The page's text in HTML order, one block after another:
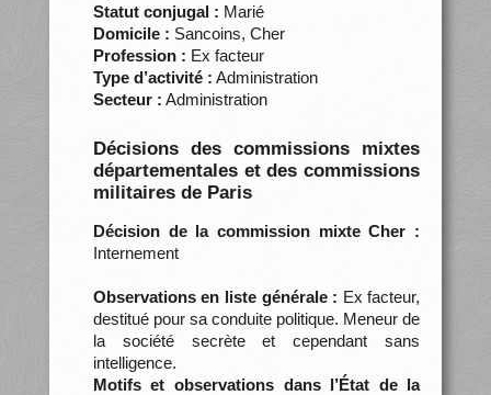
Statut conjugal : Marié
Domicile : Sancoins, Cher
Profession : Ex facteur
Type d’activité : Administration
Secteur : Administration
Décisions des commissions mixtes
départementales et des commissions
militaires de Paris
Décision de la commission mixte Cher :
Internement
Observations en liste générale : Ex facteur,
destitué pour sa conduite politique. Meneur de
la société secrète et cependant sans
intelligence.
Motifs et observations dans l’État de la